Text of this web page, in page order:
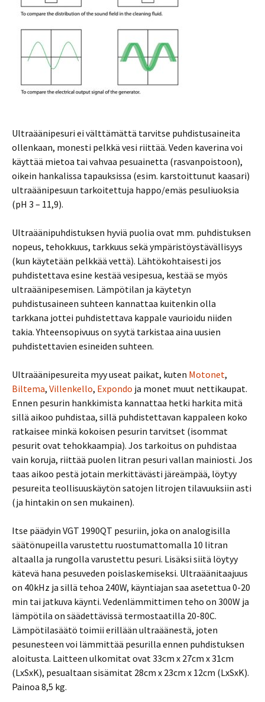
Ultraäänipesuri ei välttämättä tarvitse puhdistusaineita
ollenkaan, monesti pelkkä vesi riittää. Veden kaverina voi
käyttää mietoa tai vahvaa pesuainetta (rasvanpoistoon),
oikein hankalissa tapauksissa (esim. karstoittunut kaasari)
ultraäänipesuun tarkoitettuja happo/emäs pesuliuoksia
(pH 3 – 11,9).
Ultraäänipuhdistuksen hyviä puolia ovat mm. puhdistuksen
nopeus, tehokkuus, tarkkuus sekä ympäristöystävällisyys
(kun käytetään pelkkää vettä). Lähtökohtaisesti jos
puhdistettava esine kestää vesipesua, kestää se myös
ultraäänipesemisen. Lämpötilan ja käytetyn
puhdistusaineen suhteen kannattaa kuitenkin olla
tarkkana jottei puhdistettava kappale vaurioidu niiden
takia. Yhteensopivuus on syytä tarkistaa aina uusien
puhdistettavien esineiden suhteen.
Ultraäänipesureita myy useat paikat, kuten Motonet,
Biltema, Villenkello, Expondo ja monet muut nettikaupat.
Ennen pesurin hankkimista kannattaa hetki harkita mitä
sillä aikoo puhdistaa, sillä puhdistettavan kappaleen koko
ratkaisee minkä kokoisen pesurin tarvitset (isommat
pesurit ovat tehokkaampia). Jos tarkoitus on puhdistaa
vain koruja, riittää puolen litran pesuri vallan mainiosti. Jos
taas aikoo pestä jotain merkittävästi järeämpää, löytyy
pesureita teollisuuskäytön satojen litrojen tilavuuksiin asti
(ja hintakin on sen mukainen).
Itse päädyin VGT 1990QT pesuriin, joka on analogisilla
säätönupeilla varustettu ruostumattomalla 10 litran
altaalla ja rungolla varustettu pesuri. Lisäksi siitä löytyy
kätevä hana pesuveden poislaskemiseksi. Ultraäänitaajuus
on 40kHz ja sillä tehoa 240W, käyntiajan saa asetettua 0-20
min tai jatkuva käynti. Vedenlämmittimen teho on 300W ja
lämpötila on säädettävissä termostaatilla 20-80C.
Lämpötilasäätö toimii erillään ultraäänestä, joten
pesunesteen voi lämmittää pesurilla ennen puhdistuksen
aloitusta. Laitteen ulkomitat ovat 33cm x 27cm x 31cm
(LxSxK), pesualtaan sisämitat 28cm x 23cm x 12cm (LxSxK).
Painoa 8,5 kg.